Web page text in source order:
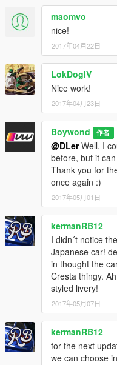
maomvo
nice!
2017年04月22日
LokDogIV
Nice work!
2017年04月23日
Boywond 作者
@DLerWell, I
before, but it
Thank you for
once again :)
2017年05月01日
kermanRB12
I didn´t notice
Japanese car!
in thought the
Cresta thingy.
styled livery!
2017年05月07日
kermanRB12
for the next
we can choose